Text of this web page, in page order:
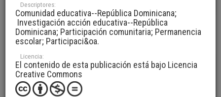
Descriptores:
Comunidad educativa--República Dominicana;
Investigación acción educativa--República
Dominicana; Participación comunitaria; Permanencia
escolar; Participaci&oa.
Licencia:
El contenido de esta publicación está bajo Licencia
Creative Commons
196